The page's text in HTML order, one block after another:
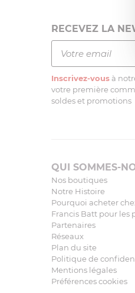
RECEVEZ LA
Inscrivez-vous à
votre première
soldes et promotions
QUI SOMMES-
Nos boutiques
Notre Histoire
Pourquoi acheter
Francis Batt pour les
Partenaires
Réseaux
Plan du site
Politique de
Mentions légales
Préférences cookies